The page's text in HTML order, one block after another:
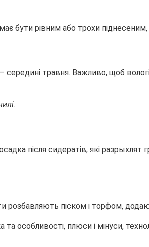
бути рівним або трохи
травня. Важливо, щоб
після сидератів, які разрыхлят
розбавляють піском і торфом,